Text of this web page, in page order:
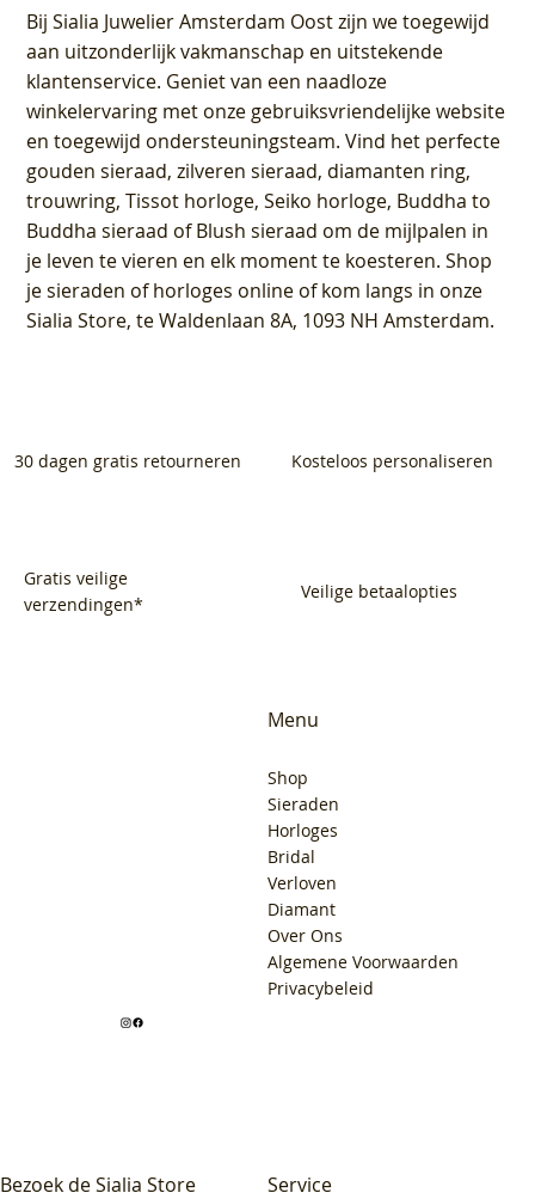
BijSialia Juwelier Amsterdam Oostzijn we toegewijd
aan uitzonderlijk vakmanschap en uitstekende
klantenservice. Geniet van een naadloze
winkelervaring met onze gebruiksvriendelijke website
en toegewijd ondersteuningsteam. Vind het perfecte
gouden sieraad, zilveren sieraad, diamanten ring,
trouwring, Tissot horloge, Seiko horloge, Buddha to
Buddha sieraad of Blush sieraad om de mijlpalen in
je leven te vieren en elk moment te koesteren. Shop
je sieraden of horloges online of kom langs in onze
Sialia Store, te Waldenlaan 8A, 1093 NH Amsterdam.
30 dagen gratis retourneren Kosteloos personaliseren
Gratis veilige
verzendingen*
Veilige betaalopties
Bezoek de Sialia Store
Menu
Shop
Sieraden
Horloges
Bridal
Verloven
Diamant
Over Ons
Algemene Voorwaarden
Privacybeleid
Service